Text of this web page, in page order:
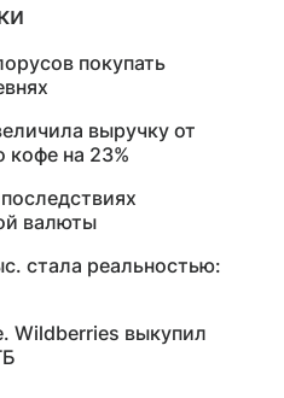
покупать
выручку от
кофе на 23%
валюты
стала реальностью:
Wildberries выкупил